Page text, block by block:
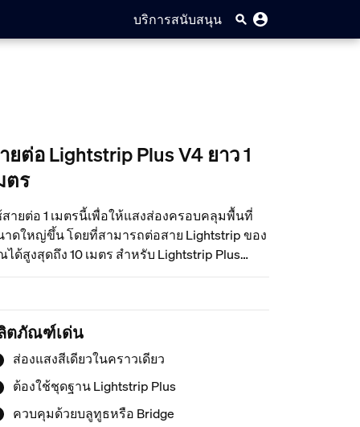
บริการสนับสนุน
ยต่อ Lightstrip Plus V4 ยาว 1
ตร
ายต่อ 1 เมตรนี้เพื่อให้แสงส่องครอบคลุมพื้นที่
ดใหญ่ขึ้น โดยที่สามารถต่อสาย Lightstrip ของ
ด้สูงสุดถึง 10 เมตร สำหรับ Lightstrip Plus
นั้น
ตภัณฑ์เด่น
ส่องแสงสีเดียวในคราวเดียว
ต้องใช้ชุดฐาน Lightstrip Plus
ควบคุมด้วยบลูทูธหรือ Bridge